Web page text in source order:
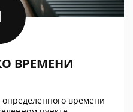
ВРЕМЕНИ
времени